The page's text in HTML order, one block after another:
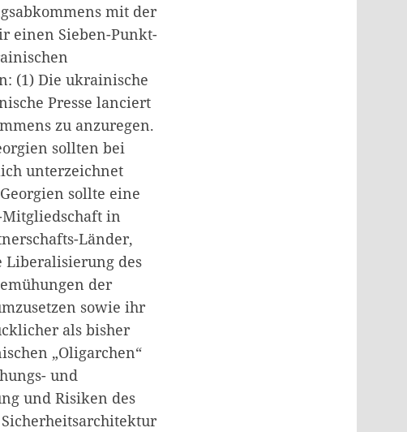
mit der
einen Sieben-Punkt-
(1) Die ukrainische
Presse lanciert
zu anzuregen.
sollten bei
unterzeichnet
sollte eine
in
Länder,
Liberalisierung des
der
sowie ihr
als bisher
„Oligarchen“
und
und Risiken des